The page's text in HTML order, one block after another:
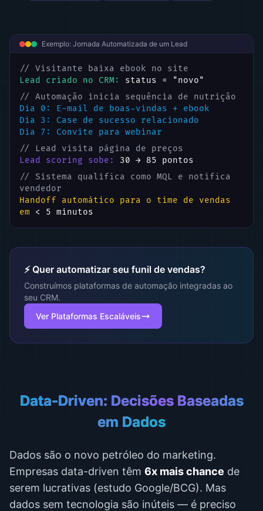
Exemplo: Jornada Automatizada de um Lead
// Visitante baixa ebook no site
Lead criado no CRM: status = "novo"
// Automação inicia sequência de nutrição
Dia 0: E-mail de boas-vindas + ebook
Dia 3: Case de sucesso relacionado
Dia 7: Convite para webinar
// Lead visita página de preços
Lead scoring sobe: 30 → 85 pontos
// Sistema qualifica como MQL e notifica
vendedor
Handoff automático para o time de vendas
em < 5 minutos
⚡ Quer automatizar seu funil de vendas?
Construímos plataformas de automação integradas ao
seu CRM.
Ver Plataformas Escaláveis
Data-Driven: Decisões Baseadas
em Dados
Dados são o novo petróleo do marketing.
Empresas data-driven têm 6x mais chance de
serem lucrativas (estudo Google/BCG). Mas
dados sem tecnologia são inúteis — é preciso